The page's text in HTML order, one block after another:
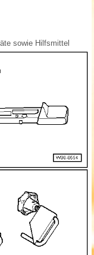
sowie Hilfsmittel